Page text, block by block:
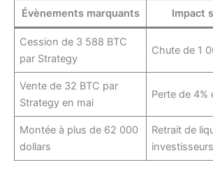
Évènements marquants Impact
Cession de 3 588 BTC
par Strategy
Chute de 1
Vente de 32 BTC par
Strategy en mai
Perte de 4%
Montée à plus de 62 000
dollars
Retrait de
investisseurs